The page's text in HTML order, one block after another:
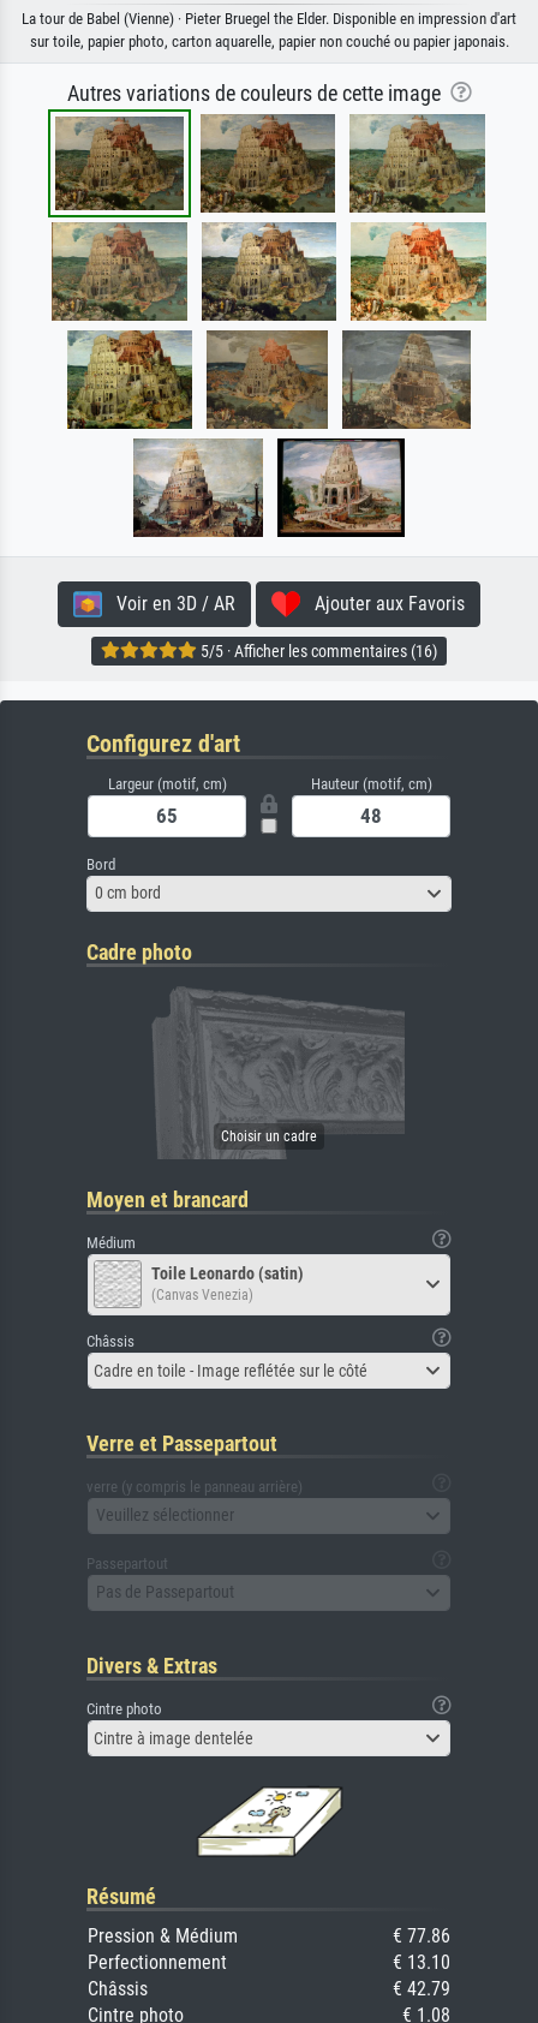
La tour de Babel (Vienne) · Pieter Bruegel the Elder. Disponible en impression d'art
sur toile, papier photo, carton aquarelle, papier non couché ou papier japonais.
Autres variations de couleurs de cette image
Voir en 3D / AR Ajouter aux Favoris
5/5 · Afficher les commentaires (16)
Configurez d'art
Largeur (motif, cm) Hauteur (motif, cm)
Bord
0 cm bord
Cadre photo
Moyen et brancard
Médium
Toile Leonardo (satin)
(Canvas Venezia)
Châssis
Cadre en toile - Image reflétée sur le côté
Verre et Passepartout
verre (y compris le panneau arrière)
Veuillez sélectionner
Passepartout
Pas de Passepartout
Divers & Extras
Cintre photo
Cintre à image dentelée
Résumé
Pression & Médium
€ 77.86
Perfectionnement
€ 13.10
Châssis
€ 42.79
Cintre photo
€ 1.08